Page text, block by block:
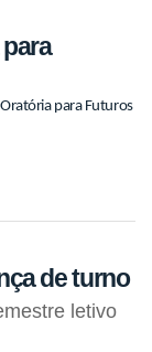
Oratória para Futuros
de turno
letivo